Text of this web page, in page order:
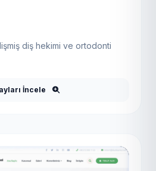
diş hekimi ve ortodonti
İncele